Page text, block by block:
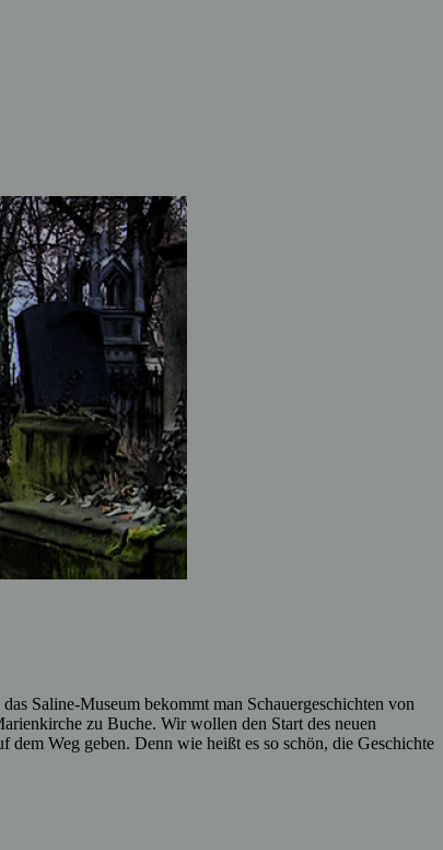
Saline-Museum bekommt man Schauergeschichten von
zu Buche. Wir wollen den Start des neuen
Weg geben. Denn wie heißt es so schön, die Geschichte